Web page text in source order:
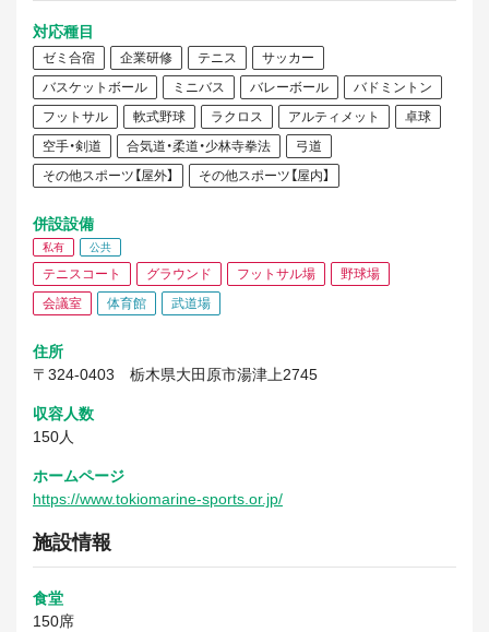
対応種目
ゼミ合宿 企業研修 テニス
サッカー
バスケットボール
ミニバス バレーボール
バドミントン
フットサル
軟式野球 ラクロス アルティメット
卓球
空手・剣道
合気道・柔道・少林寺拳法
弓道
その他スポーツ【屋外】
その他スポーツ【屋内】
併設設備
私有 公共
テニスコート グラウンド フットサル場
野球場
会議室
体育館 武道場
住所
〒324-0403
栃木県大田原市湯津上2745
収容人数
150人
ホームページ
https://www.tokiomarine-sports.or.jp/
施設情報
食堂
150席